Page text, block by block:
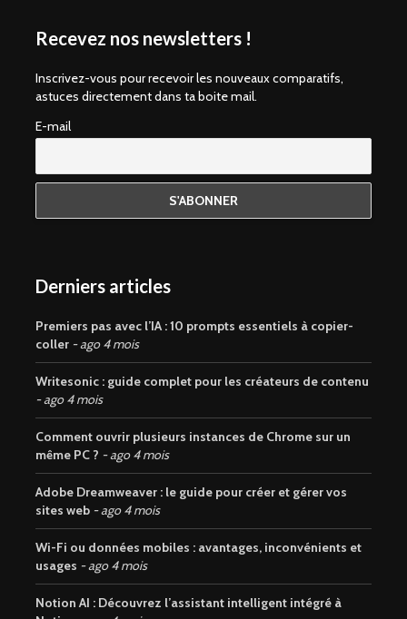
Recevez nos newsletters !
Inscrivez-vous pour recevoir les nouveaux comparatifs,
astuces directement dans ta boite mail.
E-mail
Derniers articles
Premiers pas avec l’IA : 10 prompts essentiels à copier-
coller
ago 4 mois
Writesonic : guide complet pour les créateurs de contenu
ago 4 mois
Comment ouvrir plusieurs instances de Chrome sur un
même PC ?
ago 4 mois
Adobe Dreamweaver : le guide pour créer et gérer vos
sites web
ago 4 mois
Wi-Fi ou données mobiles : avantages, inconvénients et
usages
ago 4 mois
Notion AI : Découvrez l’assistant intelligent intégré à